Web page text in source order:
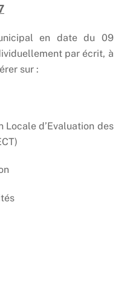
en date du 09
par écrit, à
sur :
Locale d’Evaluation des